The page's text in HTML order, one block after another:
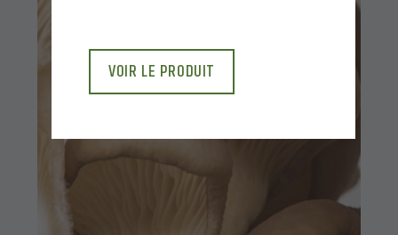
VOIR LE PRODUIT